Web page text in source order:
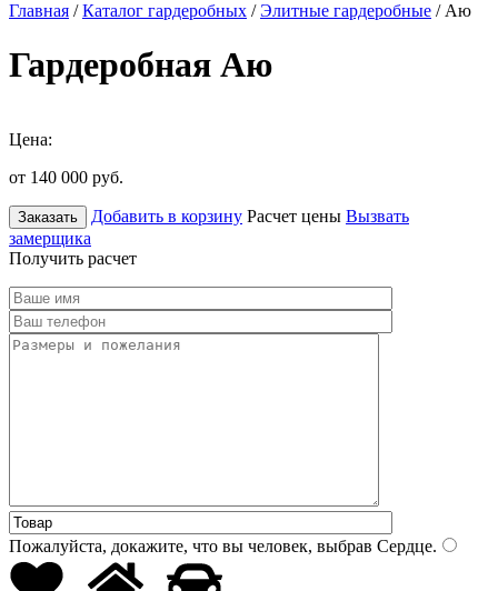
Главная /Каталог гардеробных /Элитные гардеробные / Аю
Гардеробная Аю
Цена:
от 140 000 руб.
Заказать Добавить в корзину Расчет цены Вызвать
замерщика
Получить расчет
Пожалуйста, докажите, что вы человек, выбрав Сердце.